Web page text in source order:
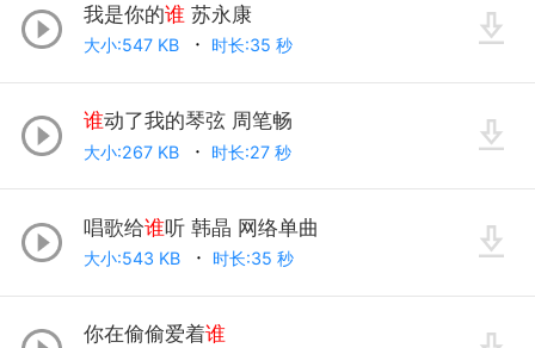
我是你的谁苏永康
大小:547 KB 时长:35 秒
谁动了我的琴弦 周笔畅
大小:267 KB 时长:27 秒
唱歌给谁听 韩晶 网络单曲
大小:543 KB 时长:35 秒
你在偷偷爱着谁